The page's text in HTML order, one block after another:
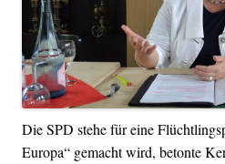
Die SPD stehe für eine
Europa“ gemacht wird, betonte